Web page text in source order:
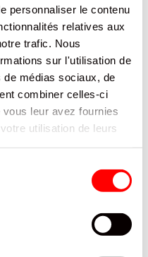
personnaliser le contenu
relatives aux
trafic. Nous
sur l'utilisation de
médias sociaux, de
combiner celles-ci
leur avez fournies
utilisation de leurs